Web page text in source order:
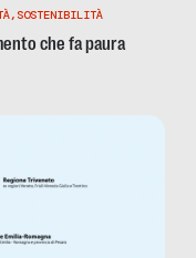
, SOSTENIBILITÀ
che fa paura